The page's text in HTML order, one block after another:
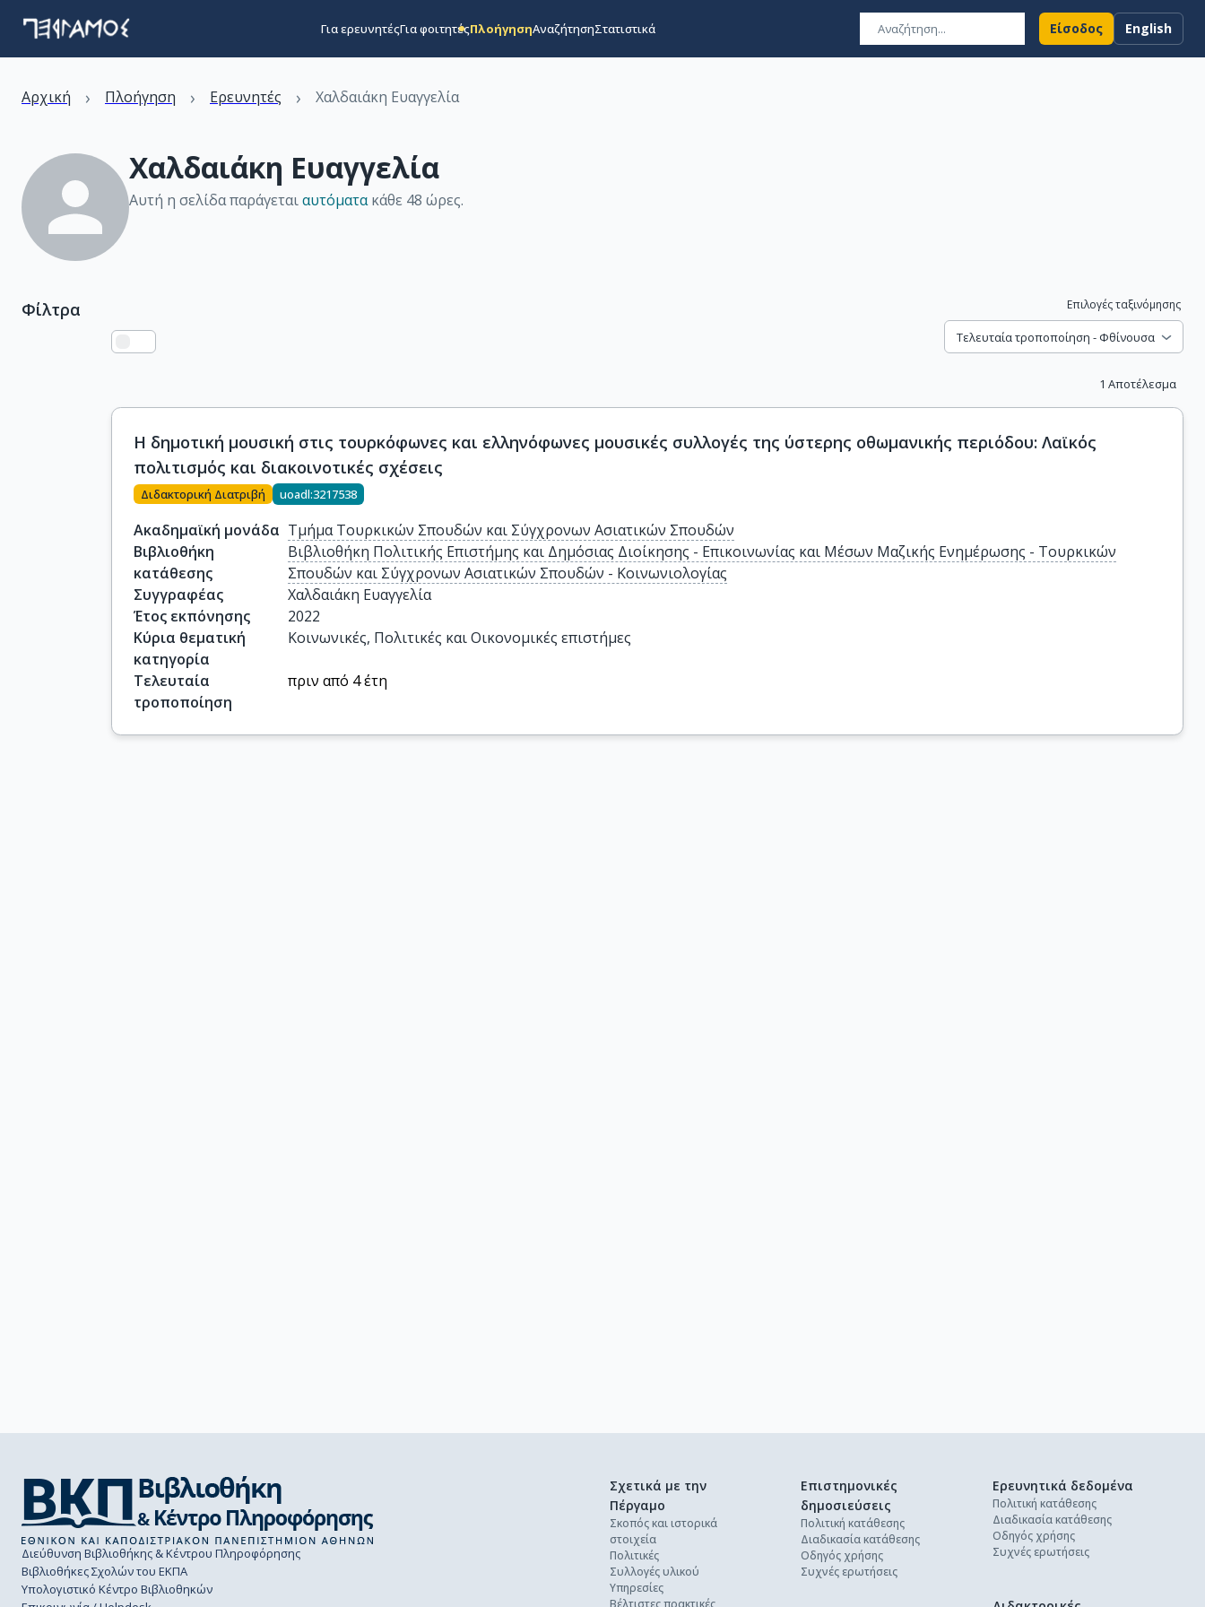
Για ερευνητέςΓια φοιτητέςΠλοήγησηΑναζήτησηΣτατιστικά Είσοδος English
Αρχική › Πλοήγηση › Ερευνητές › Χαλδαιάκη Ευαγγελία
Χαλδαιάκη Ευαγγελία
Αυτή η σελίδα παράγεταιαυτόματακάθε 48 ώρες.
Φίλτρα Επιλογές ταξινόμησης
Τελευταία τροποποίηση - Φθίνουσα
1 Αποτέλεσμα
Η δημοτική μουσική στις τουρκόφωνες και ελληνόφωνες μουσικές συλλογές της ύστερης οθωμανικής περιόδου: Λαϊκός
πολιτισμός και διακοινοτικές σχέσεις
Διδακτορική Διατριβή uoadl:3217538
Ακαδημαϊκή μονάδα Τμήμα Τουρκικών Σπουδών και Σύγχρονων Ασιατικών Σπουδών
Βιβλιοθήκη
κατάθεσης
Βιβλιοθήκη Πολιτικής Επιστήμης και Δημόσιας Διοίκησης - Επικοινωνίας και Μέσων Μαζικής Ενημέρωσης - Τουρκικών
Σπουδών και Σύγχρονων Ασιατικών Σπουδών - Κοινωνιολογίας
Συγγραφέας
Χαλδαιάκη Ευαγγελία
Έτος εκπόνησης
2022
Κύρια θεματική
κατηγορία
Κοινωνικές, Πολιτικές και Οικονομικές επιστήμες
Τελευταία
τροποποίηση
πριν από 4 έτη
Διεύθυνση Βιβλιοθήκης & Κέντρου Πληροφόρησης
Βιβλιοθήκες Σχολών του ΕΚΠΑ
Υπολογιστικό Κέντρο Βιβλιοθηκών
Σχετικά με την
Πέργαμο
Σκοπός και ιστορικά
στοιχεία
Πολιτικές
Συλλογές υλικού
Υπηρεσίες
Βέλτιστες πρακτικές
Επιστημονικές
δημοσιεύσεις
Πολιτική κατάθεσης
Διαδικασία κατάθεσης
Οδηγός χρήσης
Συχνές ερωτήσεις
Ερευνητικά δεδομένα
Πολιτική κατάθεσης
Διαδικασία κατάθεσης
Οδηγός χρήσης
Συχνές ερωτήσεις